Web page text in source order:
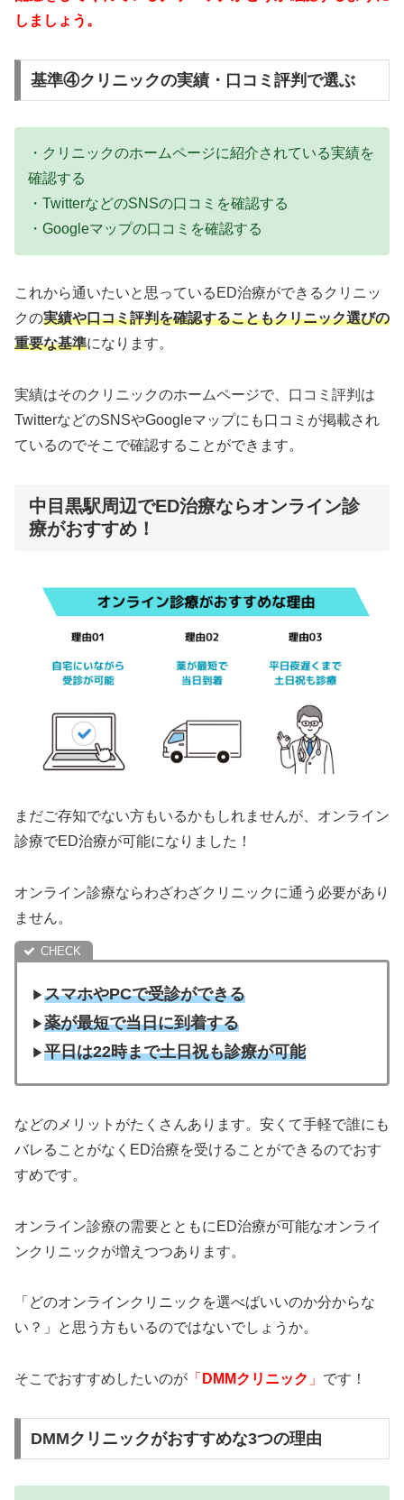
しましょう。
基準④クリニックの実績・口コミ評判で選ぶ
・クリニックのホームページに紹介されている実績を
確認する
・TwitterなどのSNSの口コミを確認する
・Googleマップの口コミを確認する
これから通いたいと思っているED治療ができるクリニッ
クの実績や口コミ評判を確認することもクリニック選びの
重要な基準になります。
実績はそのクリニックのホームページで、口コミ評判は
TwitterなどのSNSやGoogleマップにも口コミが掲載され
ているのでそこで確認することができます。
中目黒駅周辺でED治療ならオンライン診
療がおすすめ！
まだご存知でない方もいるかもしれませんが、オンライン
診療でED治療が可能になりました！
オンライン診療ならわざわざクリニックに通う必要があり
ません。
▶︎スマホやPCで受診ができる
▶︎薬が最短で当日に到着する
▶︎平日は22時まで土日祝も診療が可能
などのメリットがたくさんあります。安くて手軽で誰にも
バレることがなくED治療を受けることができるのでおす
すめです。
オンライン診療の需要とともにED治療が可能なオンライ
ンクリニックが増えつつあります。
「どのオンラインクリニックを選べばいいのか分からな
い？」と思う方もいるのではないでしょうか。
そこでおすすめしたいのが 「 DMMクリニック 」 です！
DMMクリニックがおすすめな3つの理由